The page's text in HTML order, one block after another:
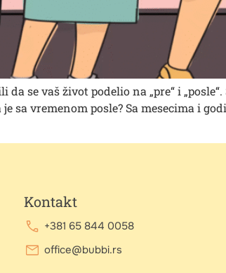
se vaš život podelio na „pre“ i
sa vremenom posle? Sa mesecima i
Kontakt
+381 65 844 0058
office@bubbi.rs